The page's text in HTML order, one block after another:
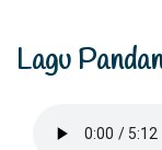
Lagu